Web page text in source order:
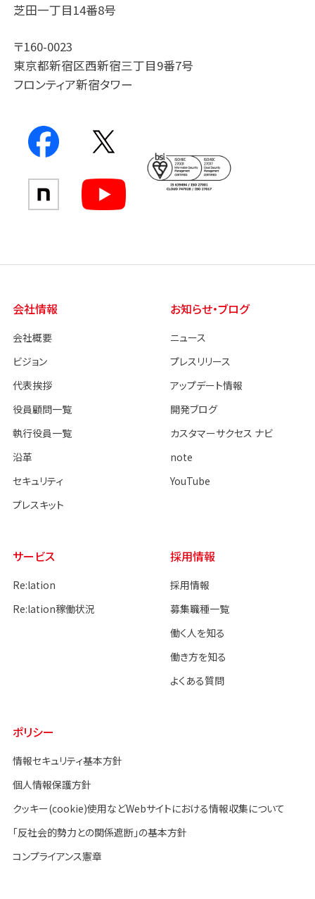
芝田一丁目14番8号
〒160-0023
東京都新宿区西新宿三丁目9番7号
フロンティア新宿タワー
会社情報
会社概要
ビジョン
代表挨拶
役員顧問一覧
執行役員一覧
沿革
セキュリティ
プレスキット
お知らせ・ブログ
ニュース
プレスリリース
アップデート情報
開発ブログ
カスタマーサクセス ナビ
note
YouTube
サービス
Re:lation
Re:lation稼働状況
採用情報
採用情報
募集職種一覧
働く人を知る
働き方を知る
よくある質問
ポリシー
情報セキュリティ基本方針
個人情報保護方針
クッキー(cookie)使用などWebサイトにおける情報収集について
「反社会的勢力との関係遮断」の基本方針
コンプライアンス憲章